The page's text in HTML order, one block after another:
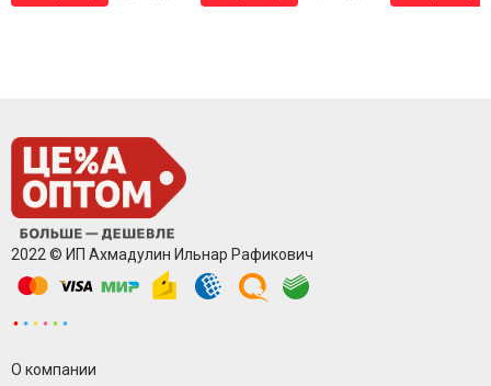
2022 © ИП Ахмадулин Ильнар Рафикович
О компании